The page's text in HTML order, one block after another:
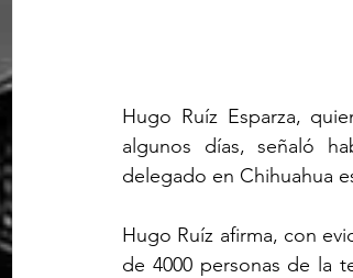
Hugo Ruíz Esparza,
algunos días, señaló
delegado en Chihuahua
Hugo Ruíz afirma, con
de 4000 personas de la